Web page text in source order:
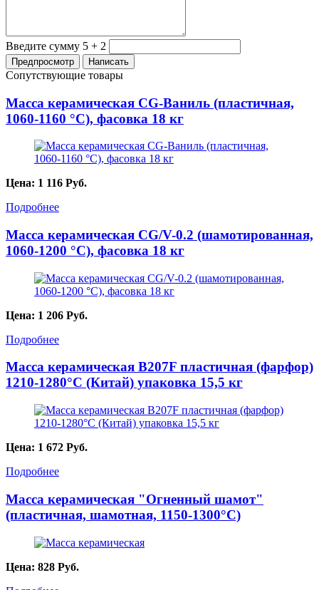
Введите сумму 5 + 2
Сопутствующие товары
Масса керамическая CG-Ваниль (пластичная,
1060-1160 °С), фасовка 18 кг
Цена: 1 116 Руб.
Подробнее
Масса керамическая CG/V-0.2 (шамотированная,
1060-1200 °С), фасовка 18 кг
Цена: 1 206 Руб.
Подробнее
Масса керамическая B207F пластичная (фарфор)
1210-1280°С (Китай) упаковка 15,5 кг
Цена: 1 672 Руб.
Подробнее
Масса керамическая "Огненный шамот"
(пластичная, шамотная, 1150-1300°C)
Цена: 828 Руб.